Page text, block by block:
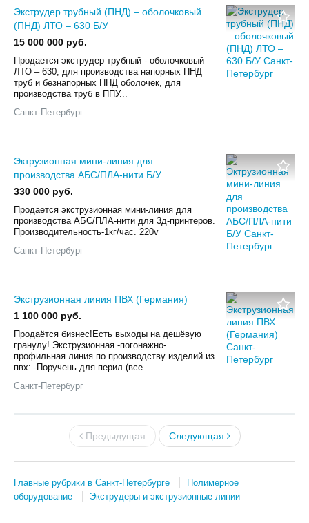
Экструдер трубный (ПНД) – оболочковый
(ПНД) ЛТО – 630 Б/У
15 000 000 руб.
Продается экструдер трубный - оболочковый
ЛТО – 630, для производства напорных ПНД
труб и безнапорных ПНД оболочек, для
производства труб в ППУ...
Санкт-Петербург
Эктрузионная мини-линия для
производства АБС/ПЛА-нити Б/У
330 000 руб.
Продается экструзионная мини-линия для
производства АБС/ПЛА-нити для 3д-принтеров.
Производительность-1кг/час. 220v
Санкт-Петербург
Экструзионная линия ПВХ (Германия)
1 100 000 руб.
Продаётся бизнес!Есть выходы на дешёвую
гранулу! Экструзионная -погонажно-
профильная линия по производству изделий из
пвх: -Поручень для перил (все...
Санкт-Петербург
Предыдущая Следующая
Главные рубрики в Санкт-Петербурге
Полимерное
оборудование
Экструдеры и экструзионные линии